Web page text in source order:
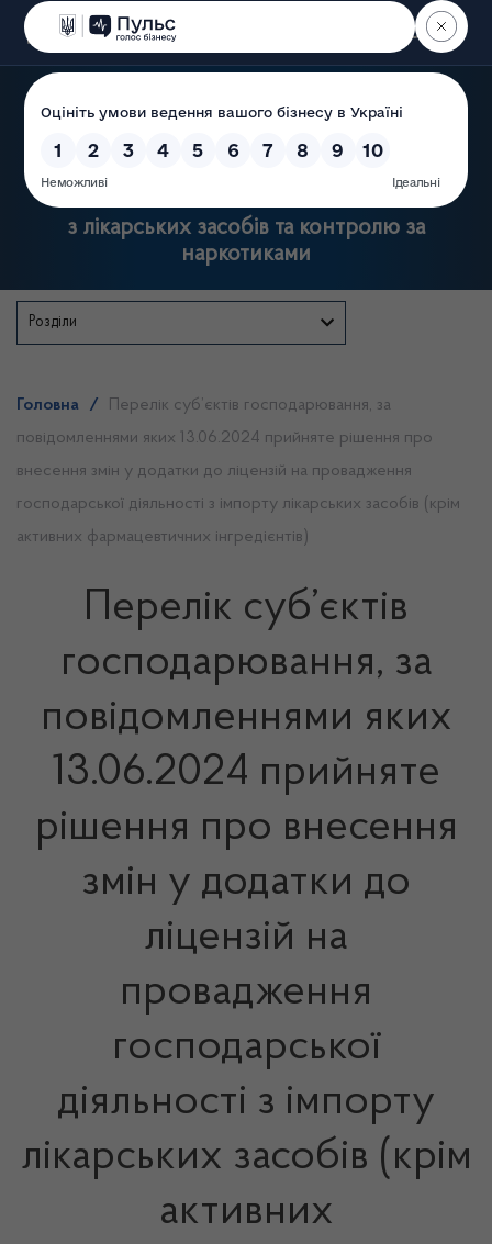
Пошук
Державна служба України
з лікарських засобів та контролю за
наркотиками
Розділи
Головна /
Перелік суб’єктів господарювання, за
повідомленнями яких 13.06.2024 прийняте рішення про
внесення змін у додатки до ліцензій на провадження
господарської діяльності з імпорту лікарських засобів (крім
активних фармацевтичних інгредієнтів)
Перелік суб’єктів
господарювання, за
повідомленнями яких
13.06.2024 прийняте
рішення про внесення
змін у додатки до
ліцензій на
провадження
господарської
діяльності з імпорту
лікарських засобів (крім
активних